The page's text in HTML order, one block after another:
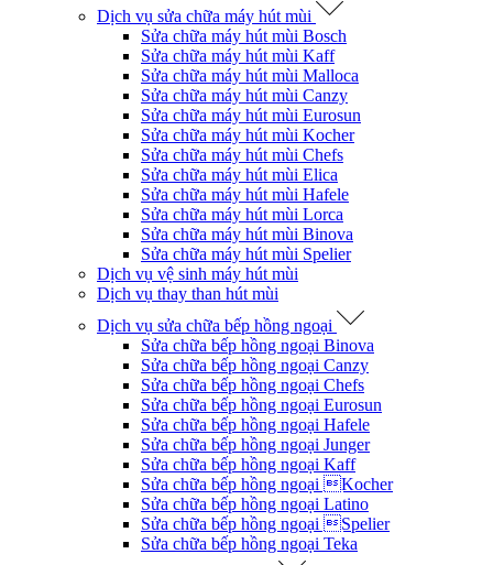
Dịch vụ sửa chữa máy hút mùi
Sửa chữa máy hút mùi Bosch
Sửa chữa máy hút mùi Kaff
Sửa chữa máy hút mùi Malloca
Sửa chữa máy hút mùi Canzy
Sửa chữa máy hút mùi Eurosun
Sửa chữa máy hút mùi Kocher
Sửa chữa máy hút mùi Chefs
Sửa chữa máy hút mùi Elica
Sửa chữa máy hút mùi Hafele
Sửa chữa máy hút mùi Lorca
Sửa chữa máy hút mùi Binova
Sửa chữa máy hút mùi Spelier
Dịch vụ vệ sinh máy hút mùi
Dịch vụ thay than hút mùi
Dịch vụ sửa chữa bếp hồng ngoại
Sửa chữa bếp hồng ngoại Binova
Sửa chữa bếp hồng ngoại Canzy
Sửa chữa bếp hồng ngoại Chefs
Sửa chữa bếp hồng ngoại Eurosun
Sửa chữa bếp hồng ngoại Hafele
Sửa chữa bếp hồng ngoại Junger
Sửa chữa bếp hồng ngoại Kaff
Sửa chữa bếp hồng ngoại Kocher
Sửa chữa bếp hồng ngoại Latino
Sửa chữa bếp hồng ngoại Spelier
Sửa chữa bếp hồng ngoại Teka